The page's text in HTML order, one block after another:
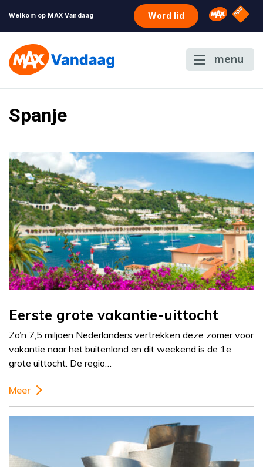
Welkom op MAX Vandaag Word lid Omroep
NPO
menu
Spanje
Eerste grote vakantie-uittocht
Zo’n 7,5 miljoen Nederlanders vertrekken deze zomer voor
vakantie naar het buitenland en dit weekend is de 1e
grote uittocht. De regio…
Meer